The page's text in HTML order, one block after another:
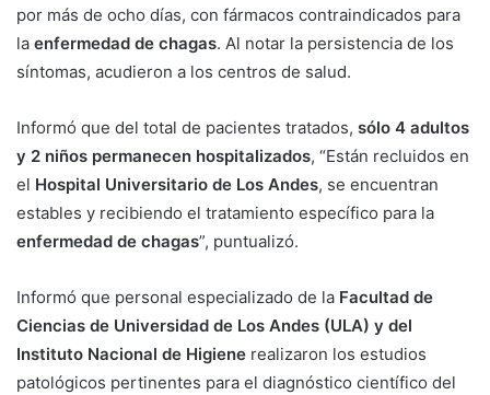
por más de ocho días, con fármacos contraindicados para
la enfermedad de chagas. Al notar la persistencia de los
síntomas, acudieron a los centros de salud.
Informó que del total de pacientes tratados, sólo 4 adultos
y 2 niños permanecen hospitalizados, “Están recluidos en
el Hospital Universitario de Los Andes, se encuentran
estables y recibiendo el tratamiento específico para la
enfermedad de chagas”, puntualizó.
Informó que personal especializado de la Facultad de
Ciencias de Universidad de Los Andes (ULA) y del
Instituto Nacional de Higiene realizaron los estudios
patológicos pertinentes para el diagnóstico científico del